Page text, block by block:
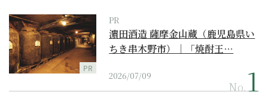
PR
PR
濵田酒造 薩摩金山蔵（鹿児島県い
ちき串木野市）｜「焼酎王…
2026/07/09
No.